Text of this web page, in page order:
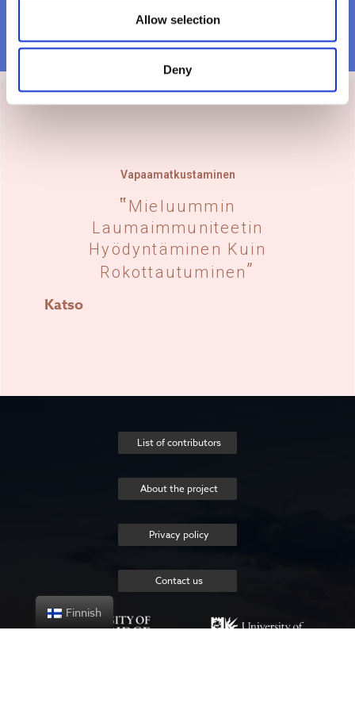
Allow selection
Deny
Vapaamatkustaminen
Mieluummin
Laumaimmuniteetin
Hyödyntäminen Kuin
Rokottautuminen
Katso
List of contributors
About the project
Privacy policy
Contact us
Finnish